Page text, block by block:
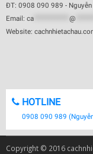
ĐT: 0908 090 989 - Nguyễn
Email: ca @
Website:
HOTLINE
0908 090 989
Copyright © 2016